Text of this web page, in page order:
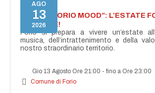
AGO
13
2026
NASCE “FORIO MOOD”: L’ESTATE
ACCENDE!
Forio si prepara a vivere un’estate
musica, dell’intrattenimento e della
nostro straordinario territorio.
Gio 13 Agosto Ore 21:00 -fino a Ore 23:00
Comune di Forio